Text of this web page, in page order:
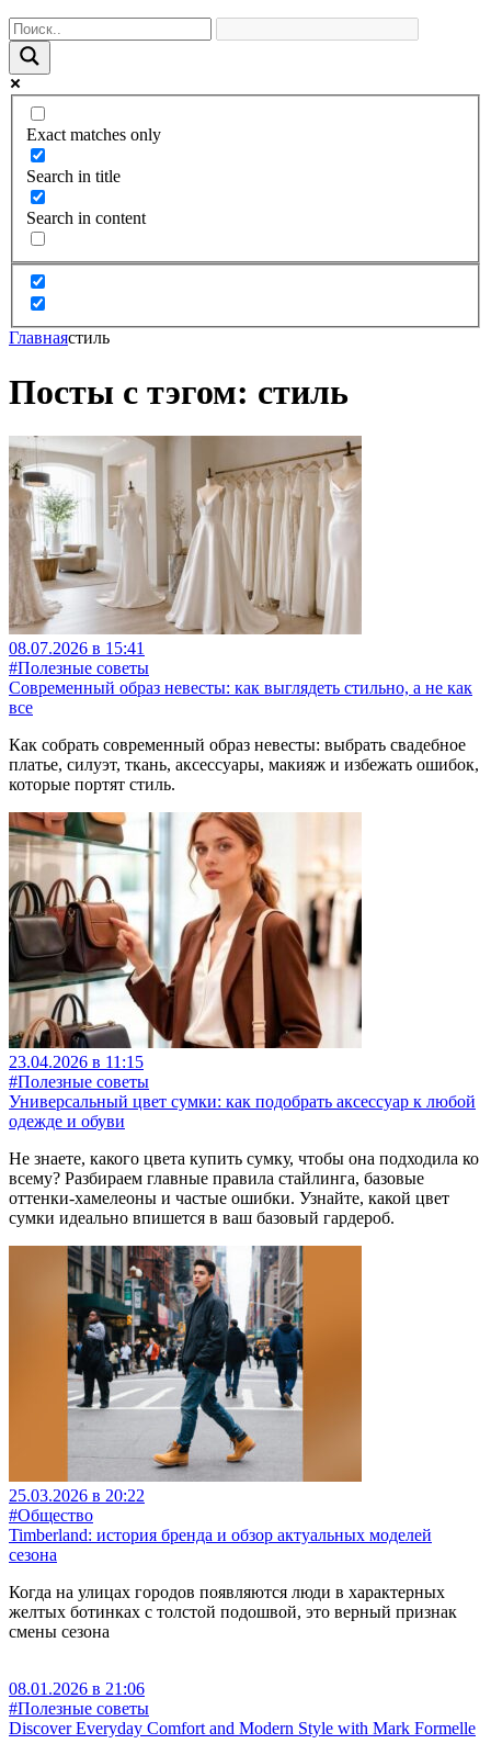
Exact matches only
Search in title
Search in content
Главнаястиль
Посты с тэгом: стиль
08.07.2026 в 15:41
#Полезные советы
Современный образ невесты: как выглядеть стильно, а не как
все
Как собрать современный образ невесты: выбрать свадебное
платье, силуэт, ткань, аксессуары, макияж и избежать ошибок,
которые портят стиль.
23.04.2026 в 11:15
#Полезные советы
Универсальный цвет сумки: как подобрать аксессуар к любой
одежде и обуви
Не знаете, какого цвета купить сумку, чтобы она подходила ко
всему? Разбираем главные правила стайлинга, базовые
оттенки-хамелеоны и частые ошибки. Узнайте, какой цвет
сумки идеально впишется в ваш базовый гардероб.
25.03.2026 в 20:22
#Общество
Timberland: история бренда и обзор актуальных моделей
сезона
Когда на улицах городов появляются люди в характерных
желтых ботинках с толстой подошвой, это верный признак
смены сезона
08.01.2026 в 21:06
#Полезные советы
Discover Everyday Comfort and Modern Style with Mark Formelle